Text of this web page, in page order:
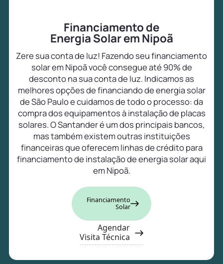
Financiamento de
Energia Solar em Nipoã
Zere sua conta de luz! Fazendo seu financiamento
solar em Nipoã você consegue até 90% de
desconto na sua conta de luz. Indicamos as
melhores opções de financiando de energia solar
de São Paulo e cuidamos de todo o processo: da
compra dos equipamentos à instalação de placas
solares. O Santander é um dos principais bancos,
mas também existem outras instituições
financeiras que oferecem linhas de crédito para
financiamento de instalação de energia solar aqui
em Nipoã.
Financiamento
Solar
Agendar
Visita Técnica